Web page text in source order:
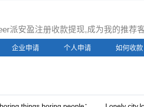
派安盈注册收款提现,成为我的推荐
企业申请 个人申请 如何收款